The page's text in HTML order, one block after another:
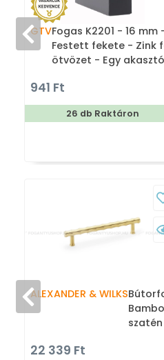
GTVFogas K2201 - 16 mm
Festett fekete - Zink
ötvözet - Egy
941 Ft
26 db Raktáron
ALEXANDER & WILKS
22 339 Ft